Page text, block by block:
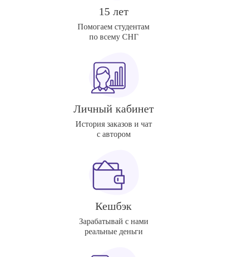
15 лет
Помогаем студентам
по всему СНГ
Личный кабинет
История заказов и чат
с автором
Кешбэк
Зарабатывай с нами
реальные деньги